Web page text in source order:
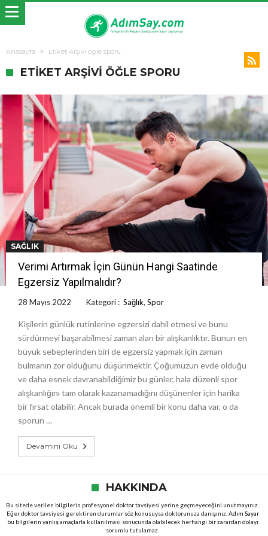
Anasayfa Etiket Arşivi öğle sporu
ETIKET ARŞIVI ÖĞLE SPORU
SAĞLIK
Verimi Artırmak İçin Günün Hangi Saatinde
Egzersiz Yapılmalıdır?
28 Mayıs 2022 Kategori : Sağlık, Spor
Kişilerin günlük rutinlerine egzersizi dahil etmesi ve bunu
sürdürmeyi başarabilmesi zaman alan bir alışkanlıktır. Bunun en
büyük sebeplerinden biri de egzersiz yapmak için zaman
bulmanın zor olduğunu düşünmektir. Çoğumuzun evde olduğu
ve daha esnek davranabildiğimiz bu günler, hala düzenli spor
alışkanlığını tam olarak kazanamadığını düşünenler için harika
bir fırsat olabilir. Ancak burada önemli bir konu daha var, o da
sporun …
Devamını Oku
HAKKINDA
Bu sitede verilen bilgilerin profesyonel doktor tavsiyesi yerine geçmeyeceğini unutmayınız.
Eğer doktor tavsiyesi gerektiren durumlar söz konusuysa doktorunuza danışınız. Adım Sayar
bu bilgilerin yanlış amaçlarla kullanılması sonucunda olabilecek herhangi bir zarardan dolayı
sorumlu tutulamaz.